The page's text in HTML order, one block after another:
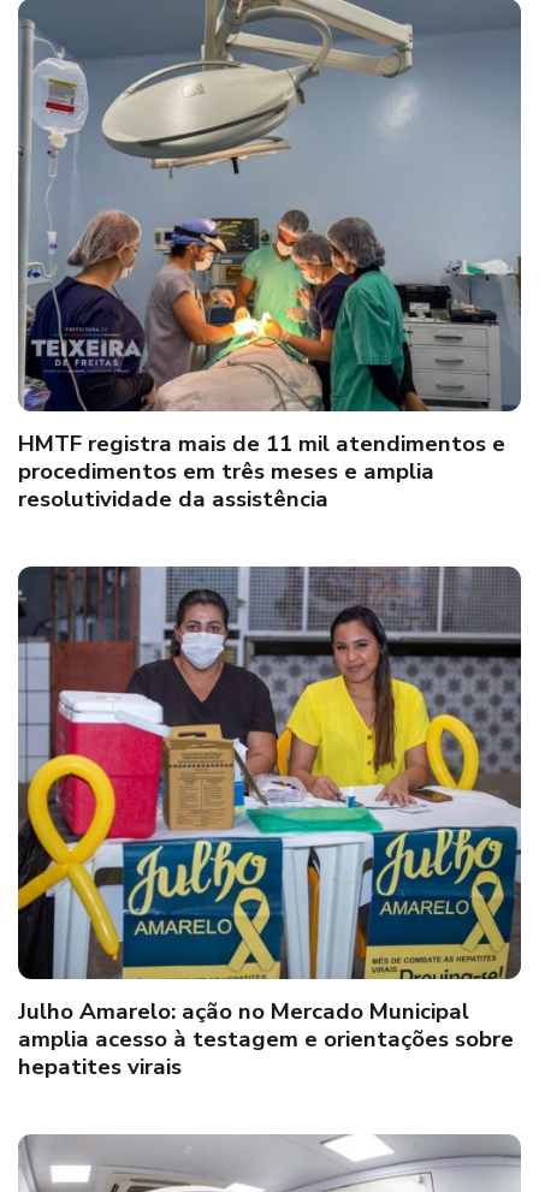
HMTF registra mais de 11 mil atendimentos e
procedimentos em três meses e amplia
resolutividade da assistência
Julho Amarelo: ação no Mercado Municipal
amplia acesso à testagem e orientações sobre
hepatites virais